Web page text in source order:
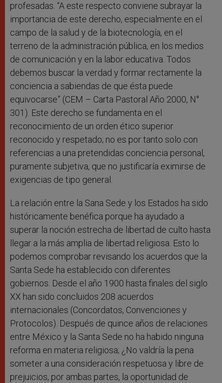
profesadas. “A este respecto conviene subrayar la
importancia de este derecho, especialmente en el
campo de la salud y de la biotecnología, en el
terreno de la administración pública, en los medios
de comunicación y en la labor educativa. Todos
debemos buscar la verdad y formar rectamente la
conciencia a sabiendas de que ésta puede
equivocarse” (CEM – Carta Pastoral Año 2000, N°
301). Este derecho se fundamenta en el
reconocimiento de un orden ético superior
reconocido y respetado; no es por tanto solo con
referencias a una pretendidas conciencia personal,
puramente subjetiva, que no justificaría eximirse de
exigencias de tipo general.
La relación entre la Sana Sede y los Estados ha sido
históricamente benéfica porque ha ayudado a
superar la noción estrecha de libertad de culto hasta
llegar a la más amplia de libertad religiosa. Esto lo
podemos comprobar revisando los acuerdos que la
Santa Sede ha establecido con diferentes
gobiernos. Desde el año 1900 hasta finales del siglo
XX han sido concluidos 208 acuerdos
internacionales (Concordatos, Convenciones y
Protocolos). Después de quince años de relaciones
entre México y la Santa Sede no ha habido ninguna
reforma en materia religiosa; ¿No valdría la pena
someter a una consideración respetuosa y libre de
prejuicios, por ambas partes, la oportunidad de